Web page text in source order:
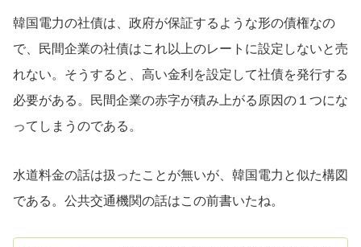
韓国電力の社債は、政府が保証するような形の債権なの
で、民間企業の社債はこれ以上のレートに設定しないと売
れない。そうすると、高い金利を設定して社債を発行する
必要がある。民間企業の赤字が積み上がる原因の１つにな
ってしまうのである。
水道料金の話は扱ったことが無いが、韓国電力と似た構図
である。公共交通機関の話はこの前書いたね。